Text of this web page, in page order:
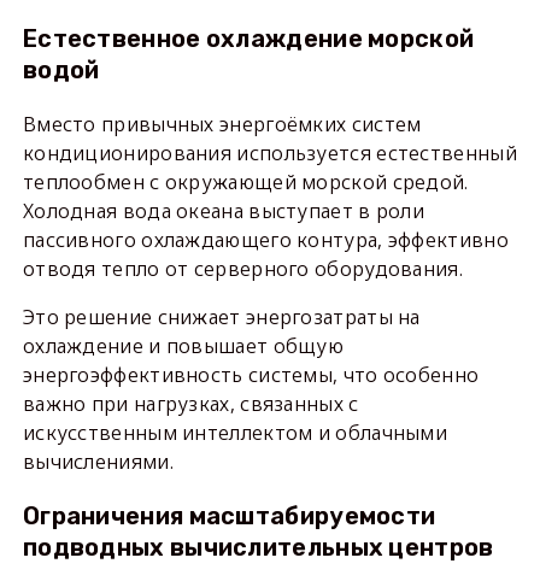
Естественное охлаждение морской
водой
Вместо привычных энергоёмких систем
кондиционирования используется естественный
теплообмен с окружающей морской средой.
Холодная вода океана выступает в роли
пассивного охлаждающего контура, эффективно
отводя тепло от серверного оборудования.
Это решение снижает энергозатраты на
охлаждение и повышает общую
энергоэффективность системы, что особенно
важно при нагрузках, связанных с
искусственным интеллектом и облачными
вычислениями.
Ограничения масштабируемости
подводных вычислительных центров